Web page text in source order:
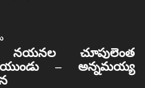
చూపులెంత
– అన్నమయ్య